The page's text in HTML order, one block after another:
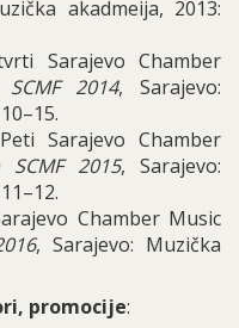
akadmeija, 2013:
Sarajevo Chamber
2014, Sarajevo:
Sarajevo Chamber
SCMF 2015, Sarajevo:
Chamber Music
, Sarajevo: Muzička
promocije: